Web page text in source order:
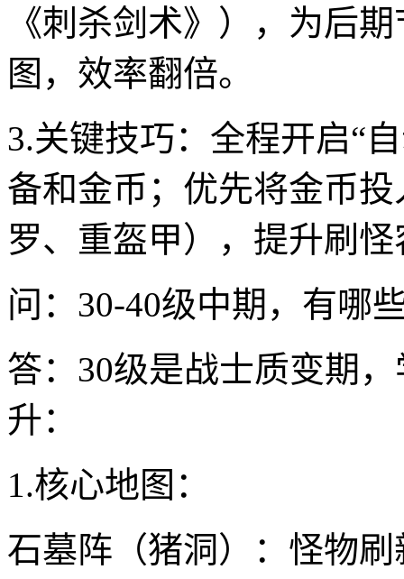
《刺杀剑术》），为后
图，效率翻倍。
3.关键技巧：全程开启“
备和金币；优先将金币
罗、重盔甲），提升刷
问：30-40级中期，有哪
答：30级是战士质变期
升：
1.核心地图：
石墓阵（猪洞）：怪物